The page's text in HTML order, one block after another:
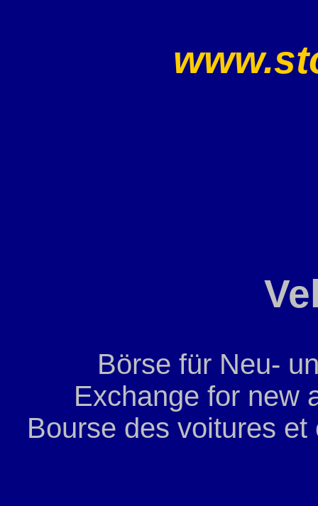
Börse für Neu-
Exchange for new
Bourse des voitures